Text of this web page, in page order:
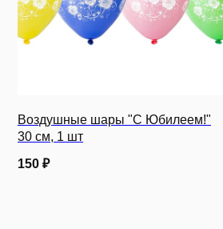
Воздушные шары "С Юбилеем!"
30 см, 1 шт
150 ₽